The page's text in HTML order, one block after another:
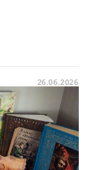
26.06.2026